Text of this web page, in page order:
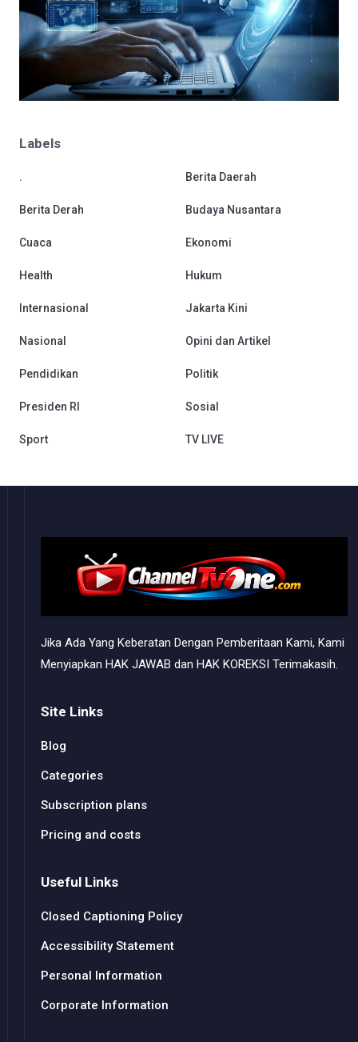
Labels
. Berita Daerah
Berita Derah Budaya Nusantara
Cuaca Ekonomi
Health Hukum
Internasional Jakarta Kini
Nasional Opini dan Artikel
Pendidikan Politik
Presiden RI Sosial
Sport TV LIVE
Jika Ada Yang Keberatan Dengan Pemberitaan Kami, Kami
Menyiapkan HAK JAWAB dan HAK KOREKSI Terimakasih.
Site Links
Blog
Categories
Subscription plans
Pricing and costs
Useful Links
Closed Captioning Policy
Accessibility Statement
Personal Information
Corporate Information